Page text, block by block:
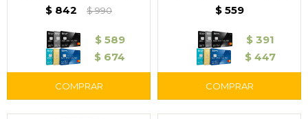
60 Cápsulas – Qualivits
$ 842 $990
$ 589
$ 674
Bayer
$ 559
$ 391
$ 447